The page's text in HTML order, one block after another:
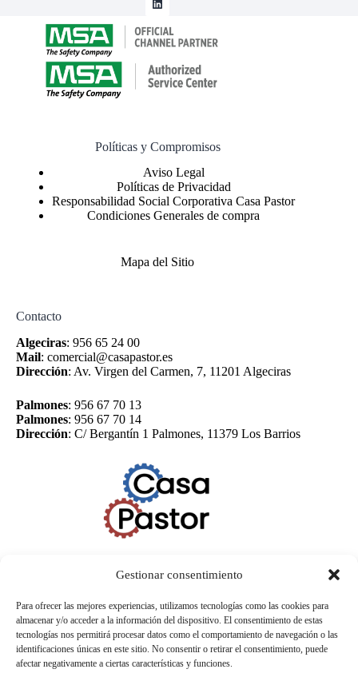
Gestionar consentimiento
Para ofrecer las mejores experiencias, utilizamos tecnologías como las cookies para
almacenar y/o acceder a la información del dispositivo. El consentimiento de estas
tecnologías nos permitirá procesar datos como el comportamiento de navegación o las
identificaciones únicas en este sitio. No consentir o retirar el consentimiento, puede
afectar negativamente a ciertas características y funciones.
Políticas y Compromisos
Políticas de Privacidad
Responsabilidad Social Corporativa Casa Pastor
Condiciones Generales de compra
Mapa del Sitio
Contacto
Algeciras: 956 65 24 00
Mail: comercial@casapastor.es
Dirección: Av. Virgen del Carmen, 7, 11201 Algeciras
Palmones: 956 67 70 13
Palmones: 956 67 70 14
Dirección: C/ Bergantín 1 Palmones, 11379 Los Barrios